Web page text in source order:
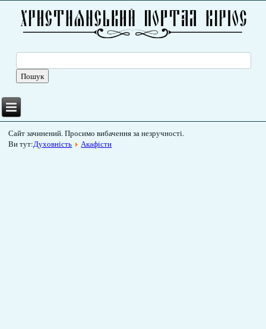
Сайт зачинений. Просимо вибачення за незручності.
Ви тут:Духовність Акафісти